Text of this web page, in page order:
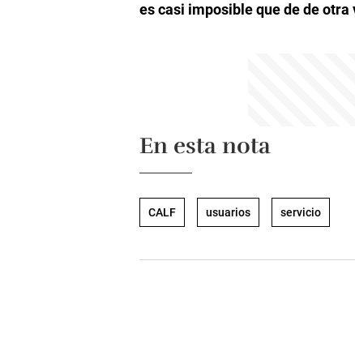
es casi imposible que de de otra
En esta nota
CALF usuarios servicio